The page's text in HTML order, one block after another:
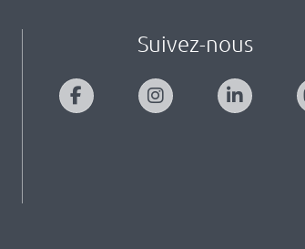
Suivez-nous